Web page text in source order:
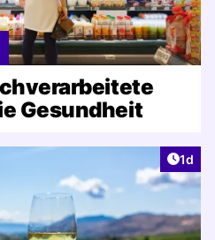
Gesundheit
1d